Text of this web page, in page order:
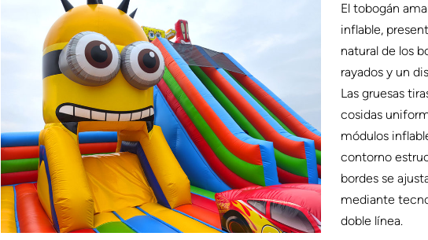
El tobogán
inflable,
natural de los
rayados y un
Las gruesas
cosidas
módulos
contorno
bordes se
mediante
doble línea.